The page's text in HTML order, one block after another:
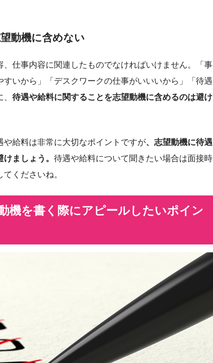
動機に含めない
、仕事内容に関連したものでなければいけません。「事
すいから」「デスクワークの仕事がいいいから」「待遇
待遇や給料に関することを志望動機に含めるのは避け
や給料は非常に大切なポイントですが、志望動機に待遇
ましょう。 待遇や給料について聞きたい場合は面接時
くださいね。
機を書く際にアピールしたいポイン